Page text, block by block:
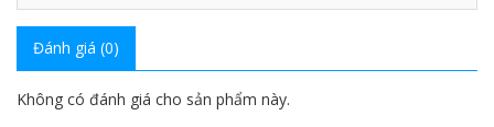
Đánh giá (0)
Không có đánh giá cho sản phẩm này.